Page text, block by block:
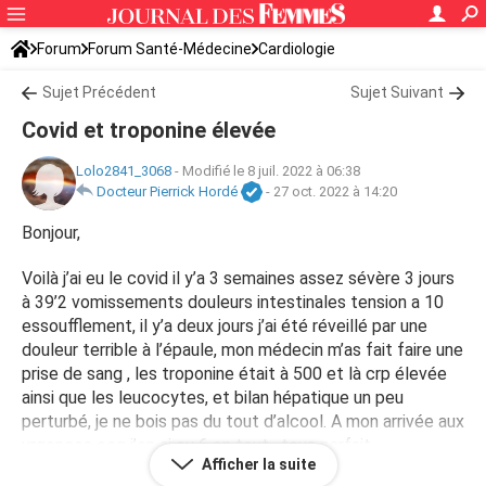
Forum Forum Santé-Médecine Cardiologie
Sujet Précédent Sujet Suivant
Covid et troponine élevée
Lolo2841_3068 - Modifié le 8 juil. 2022 à 06:38
Docteur Pierrick Hordé
- 27 oct. 2022 à 14:20
Bonjour,
Voilà j’ai eu le covid il y’a 3 semaines assez sévère 3 jours
à 39’2 vomissements douleurs intestinales tension a 10
essoufflement, il y’a deux jours j’ai été réveillé par une
douleur terrible à l’épaule, mon médecin m’as fait faire une
prise de sang , les troponine était à 500 et là crp élevée
ainsi que les leucocytes, et bilan hépatique un peu
perturbé, je ne bois pas du tout d’alcool. A mon arrivée aux
urgences ecg j’en ai eu 6 en tout , tous parfait ,
échographies cardiaques parfaite , radio pulmonaire
Afficher la suite